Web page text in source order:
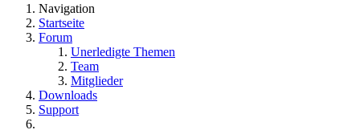
Navigation
Startseite
Forum
Unerledigte Themen
Team
Mitglieder
Downloads
Support